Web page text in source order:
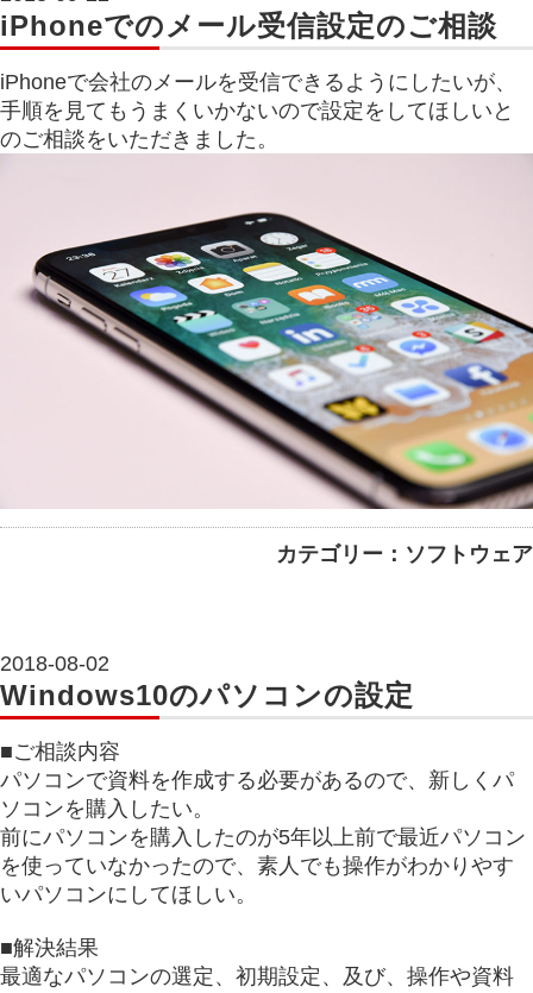
iPhoneでのメール受信設定のご相談
iPhoneで会社のメールを受信できるようにしたいが、
手順を見てもうまくいかないので設定をしてほしいと
のご相談をいただきました。
カテゴリー：ソフトウェア
2018-08-02
Windows10のパソコンの設定
■ご相談内容
パソコンで資料を作成する必要があるので、新しくパ
ソコンを購入したい。
前にパソコンを購入したのが5年以上前で最近パソコン
を使っていなかったので、素人でも操作がわかりやす
いパソコンにしてほしい。
■解決結果
最適なパソコンの選定、初期設定、及び、操作や資料